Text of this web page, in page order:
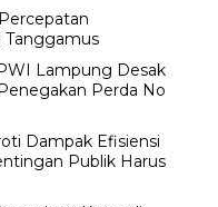
Tanggamus
Lampung Desak
Perda No
Dampak Efisiensi
Publik Harus